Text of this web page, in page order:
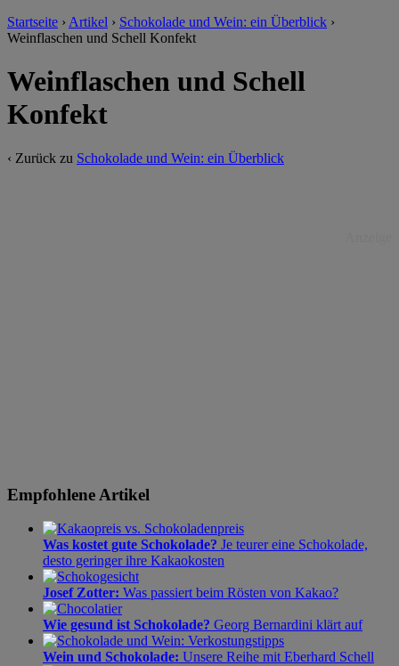
Startseite › Artikel › Schokolade und Wein: ein Überblick ›
Weinflaschen und Schell Konfekt
Weinflaschen und Schell
Konfekt
‹ Zurück zu Schokolade und Wein: ein Überblick
Empfohlene Artikel
Was kostet gute Schokolade? Je teurer eine Schokolade,
desto geringer ihre Kakaokosten
Josef Zotter: Was passiert beim Rösten von Kakao?
Wie gesund ist Schokolade? Georg Bernardini klärt auf
Wein und Schokolade: Unsere Reihe mit Eberhard Schell